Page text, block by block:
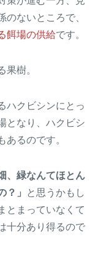
ないところで、
餌場の供給です。
果樹。
ハクビシンにとっ
となり、ハクビシ
あるのです。
、緑なんてほとん
？」
と思うかもし
とまっていなくて
十分あり得るので